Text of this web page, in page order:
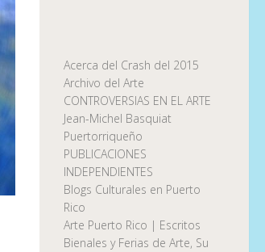
Acerca del Crash del 2015
Archivo del Arte
CONTROVERSIAS EN EL ARTE
Jean-Michel Basquiat
Puertorriqueño
PUBLICACIONES
INDEPENDIENTES
Blogs Culturales en Puerto
Rico
Arte Puerto Rico | Escritos
Bienales y Ferias de Arte, Su